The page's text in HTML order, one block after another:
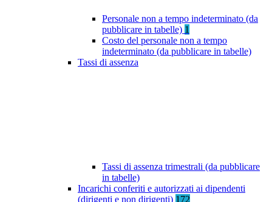
Personale non a tempo indeterminato (da
pubblicare in tabelle) 1
Costo del personale non a tempo
indeterminato (da pubblicare in tabelle)
Tassi di assenza
Tassi di assenza trimestrali (da pubblicare
in tabelle)
Incarichi conferiti e autorizzati ai dipendenti
(dirigenti e non dirigenti) 172